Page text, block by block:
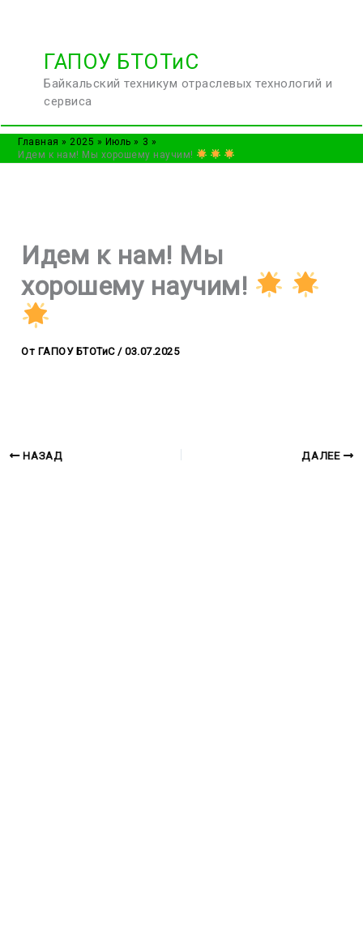
содержимому
ГАПОУ БТОТиС
Байкальский техникум отраслевых технологий и
сервиса
Главная 2025 Июль
3
Идем к нам! Мы хорошему научим!
Идем к нам! Мы
хорошему научим!
От ГАПОУ БТОТиС /03.07.2025
НАЗАД ДАЛЕЕ